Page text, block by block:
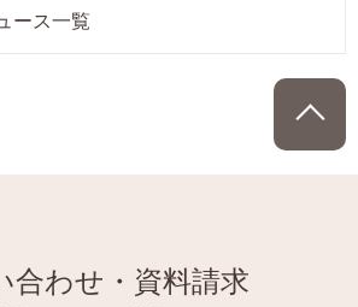
ース一覧
合わせ・資料請求